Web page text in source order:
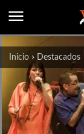
Inicio Destacados